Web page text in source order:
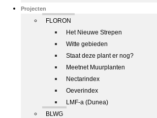
Projecten
FLORON
Het Nieuwe Strepen
Witte gebieden
Staat deze plant er nog?
Meetnet Muurplanten
Nectarindex
Oeverindex
LMF-a (Dunea)
BLWG